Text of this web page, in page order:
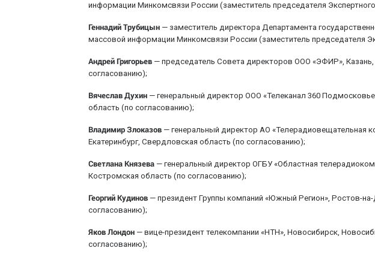
информации Минкомсвязи России (заместитель председателя
Геннадий Трубицын — заместитель директора Департамента
массовой информации Минкомсвязи России (заместитель председателя
Андрей Григорьев — председатель Совета директоров ООО «ЭФИР», Казань,
согласованию);
Вячеслав Духин — генеральный директор ООО «Телеканал 360
область (по согласованию);
Владимир Злоказов — генеральный директор АО «Телерадиовещательная
Екатеринбург, Свердловская область (по согласованию);
Светлана Князева — генеральный директор ОГБУ «Областная
Костромская область (по согласованию);
Георгий Кудинов — президент Группы компаний «Южный Регион», Ростов-
согласованию);
Яков Лондон — вице-президент телекомпании «НТН», Новосибирск,
согласованию);